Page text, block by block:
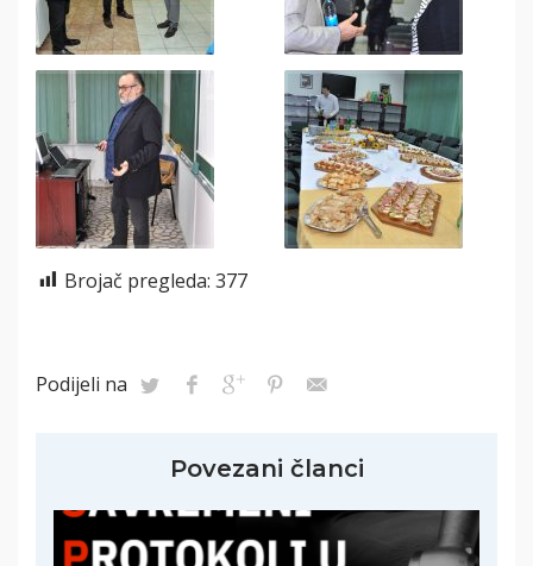
Brojač pregleda: 377
Podijeli na
Povezani članci